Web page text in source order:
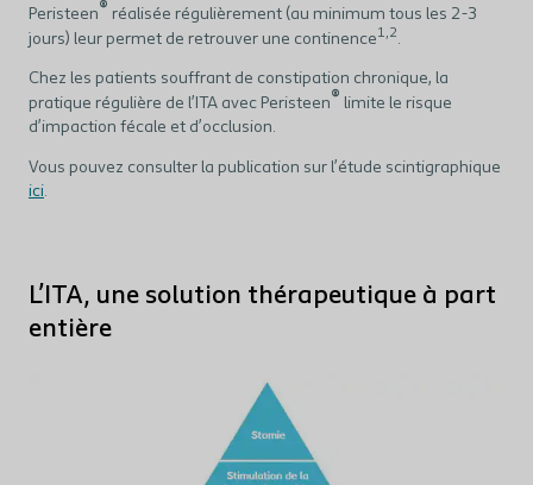
Peristeen® réalisée régulièrement (au minimum tous les 2-3
jours) leur permet de retrouver une continence1,2.
Chez les patients souffrant de constipation chronique, la
pratique régulière de l’ITA avec Peristeen® limite le risque
d’impaction fécale et d’occlusion.
Vous pouvez consulter la publication sur l’étude scintigraphique
ici.
L’ITA, une solution thérapeutique à part
entière